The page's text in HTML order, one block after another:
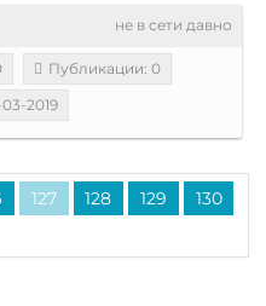
не в сети давно
Публикации: 0
2019
127 128 129
130